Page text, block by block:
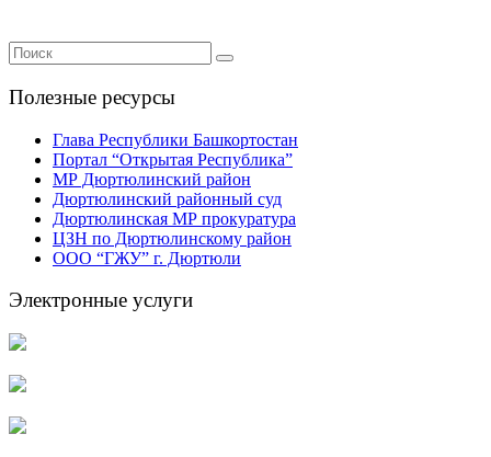
Полезные ресурсы
Глава Республики Башкортостан
Портал “Открытая Республика”
МР Дюртюлинский район
Дюртюлинский районный суд
Дюртюлинская МР прокуратура
ЦЗН по Дюртюлинскому район
ООО “ГЖУ” г. Дюртюли
Электронные услуги